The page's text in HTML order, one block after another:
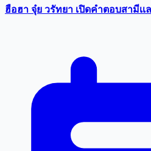
ฮือฮา จุ๋ย วรัทยา เปิดคำตอบสามีเ